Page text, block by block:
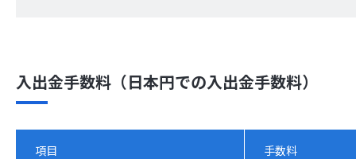
入出金手数料（日本円での入出金手数料）
項目 手数料